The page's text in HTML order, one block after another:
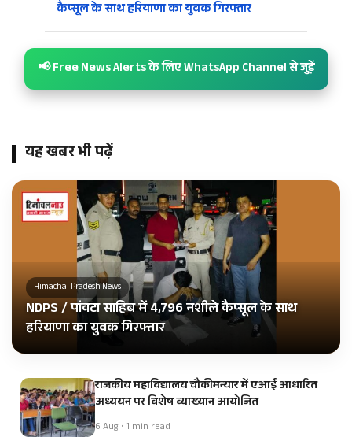
कैप्सूल के साथ हरियाणा का युवक गिरफ्तार
📢 Free News Alerts के लिए WhatsApp Channel से जुड़ें
यह खबर भी पढ़ें
Himachal Pradesh News
NDPS / पांवटा साहिब में 4,796 नशीले कैप्सूल के साथ
हरियाणा का युवक गिरफ्तार
राजकीय महाविद्यालय चौकीमन्यार में एआई आधारित
अध्ययन पर विशेष व्याख्यान आयोजित
6 Aug • 1 min read